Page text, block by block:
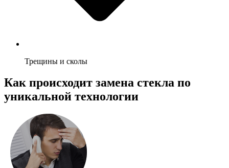
Трещины и сколы
Как происходит замена стекла по
уникальной технологии